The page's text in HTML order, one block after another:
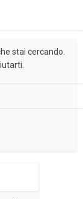
stai cercando.